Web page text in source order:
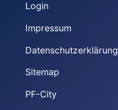
Login
Impressum
Datenschutzerklärung
Sitemap
PF-City